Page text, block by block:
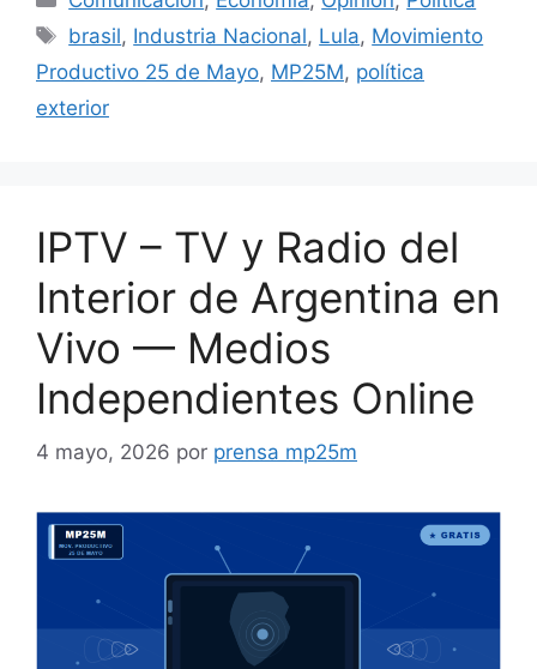
brasil, Industria Nacional, Lula, Movimiento
Productivo 25 de Mayo, MP25M, política
exterior
IPTV – TV y Radio del
Interior de Argentina en
Vivo — Medios
Independientes Online
4 mayo, 2026 por prensa mp25m